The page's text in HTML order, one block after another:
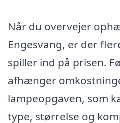
Når du overvejer
Engesvang, er der
spiller ind på prisen.
afhænger
lampeopgaven, som
type, størrelse og